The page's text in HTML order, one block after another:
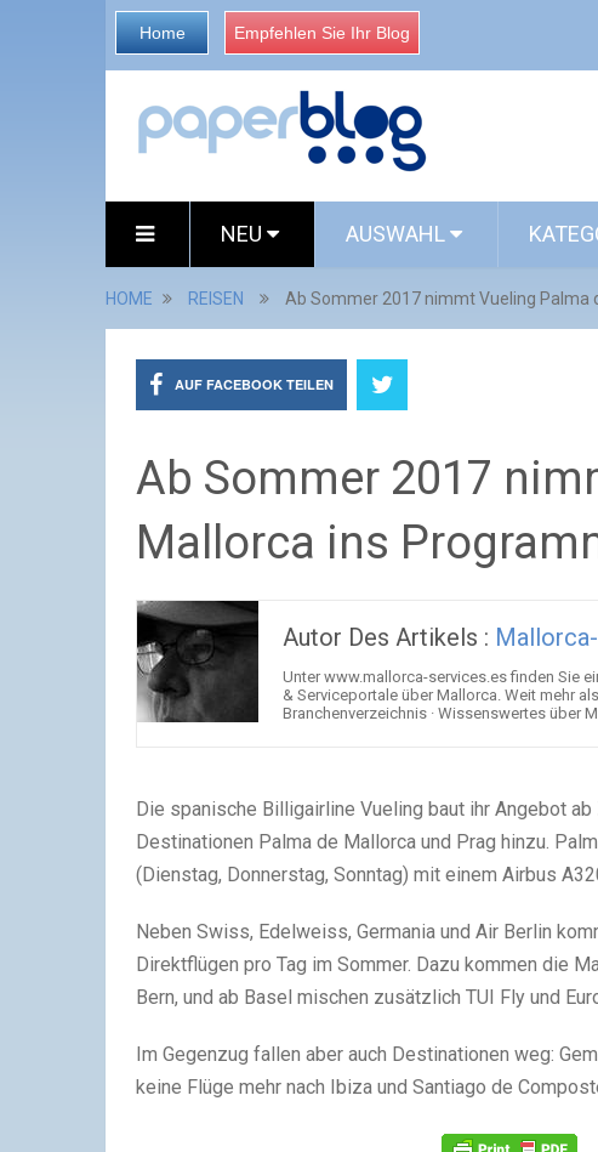
Home Empfehlen Sie Ihr Blog
NEU AUSWAHL
HOME REISEN Ab Sommer 2017 nimmt Vueling Palma
AUF FACEBOOK TEILEN
Ab Sommer 2017
Mallorca ins
Autor Des Artikels :
Unter www.mallorca-services.es finden Sie
& Serviceportale über Mallorca. Weit mehr
Branchenverzeichnis · Wissenswertes über
Die spanische Billigairline Vueling baut ihr Angebot
Destinationen Palma de Mallorca und Prag hinzu.
(Dienstag, Donnerstag, Sonntag) mit einem Airbus
Neben Swiss, Edelweiss, Germania und Air Berlin
Direktflügen pro Tag im Sommer. Dazu kommen die
Bern, und ab Basel mischen zusätzlich TUI Fly und
Im Gegenzug fallen aber auch Destinationen weg:
keine Flüge mehr nach Ibiza und Santiago de